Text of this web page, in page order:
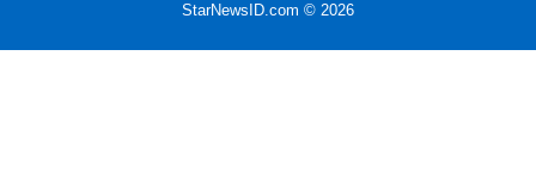
StarNewsID.com © 2026